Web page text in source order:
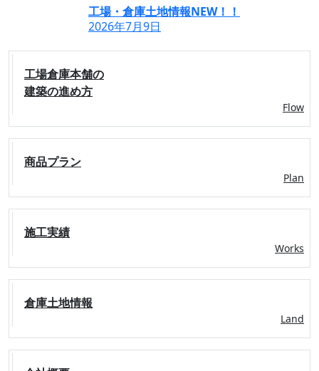
工場・倉庫土地情報NEW！！
2026年7月9日
工場倉庫本舗の
建築の進め方
Flow
商品プラン
Plan
施工実績
Works
倉庫土地情報
Land